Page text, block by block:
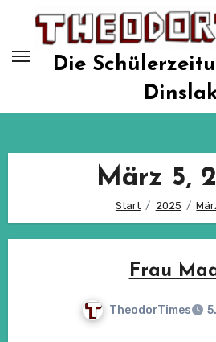
springen
Die
März 5,
Start 2025
Frau
TheodorTimes